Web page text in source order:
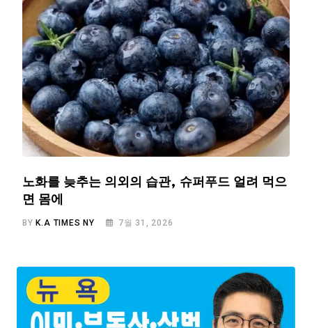
노화를 늦추는 의외의 습관, 슈퍼푸드 얼려 먹으
면 몸에
BYK.A TIMES NY 7월 31, 2026